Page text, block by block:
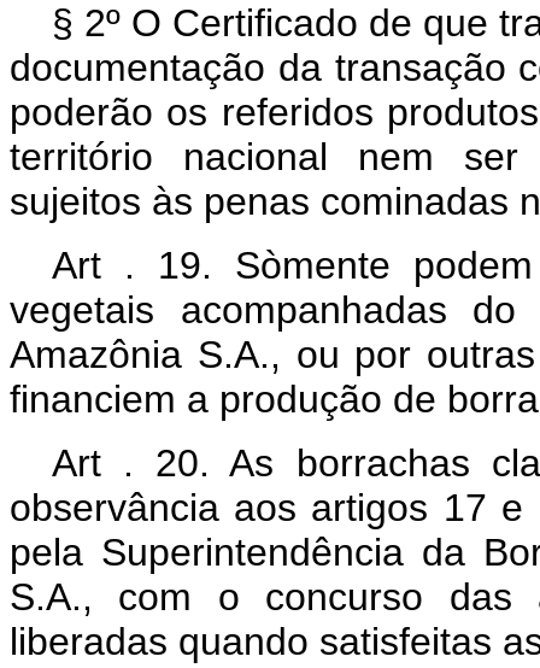
§ 2º O Certificado de que
documentação da transação
poderão os referidos
território nacional nem ser
sujeitos às penas cominadas
Art . 19. Sòmente
vegetais acompanhadas
Amazônia S.A., ou por
financiem a produção de
Art . 20. As borrachas
observância aos artigos 17
pela Superintendência da
S.A., com o concurso das
liberadas quando satisfeitas